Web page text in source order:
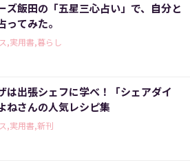
ズ飯田の「五星三心占い」で、自分と
ってみた。
,実用書,暮らし
は出張シェフに学べ！「シェアダイ
ねさんの人気レシピ集
,実用書,新刊